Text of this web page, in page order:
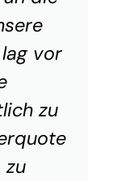
vor
zu
zu